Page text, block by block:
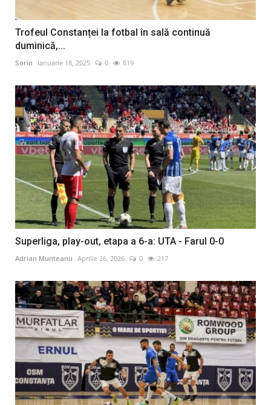
Trofeul Constanței la fotbal în sală continuă
duminică,...
Sorin Ianuarie 18, 2025 0 619
Superliga, play-out, etapa a 6-a: UTA - Farul 0-0
Adrian Munteanu Aprilie 26, 2026 0 217